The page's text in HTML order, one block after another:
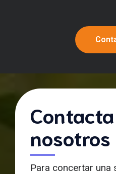
nosotros
Para concertar una